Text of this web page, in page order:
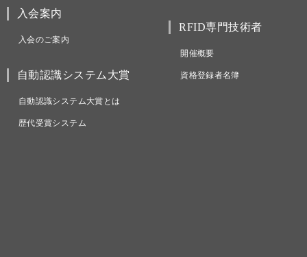
入会案内
入会のご案内
自動認識システム大賞
自動認識システム大賞とは
歴代受賞システム
RFID専門技術者
開催概要
資格登録者名簿